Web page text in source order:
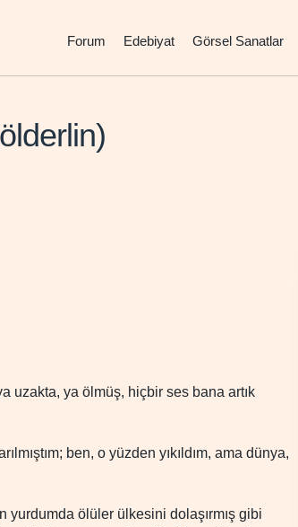
Forum Edebiyat Görsel Sanatlar
uzakta, ya ölmüş, hiçbir ses bana artık
ben, o yüzden yıkıldım, ama dünya,
yurdumda ölüler ülkesini dolaşırmış gibi